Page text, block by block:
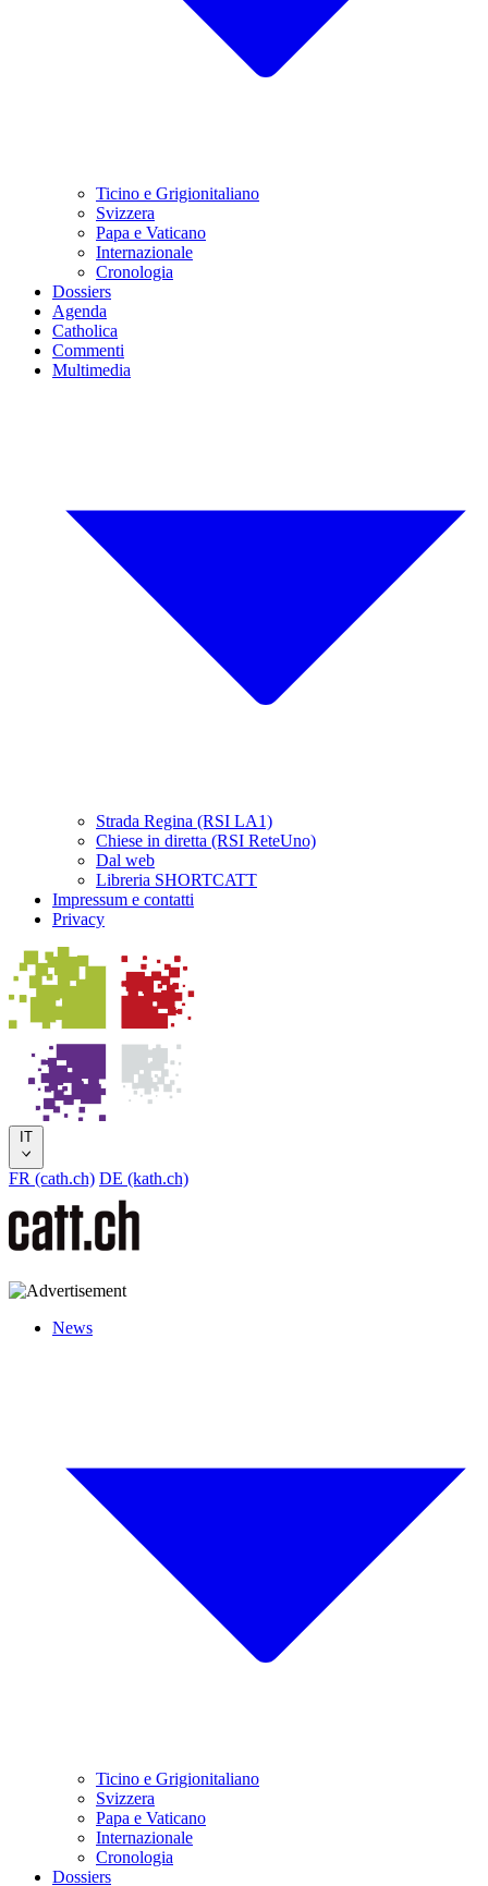
Ticino e Grigionitaliano
Svizzera
Papa e Vaticano
Internazionale
Cronologia
Dossiers
Agenda
Catholica
Commenti
Multimedia
Strada Regina (RSI LA1)
Chiese in diretta (RSI ReteUno)
Dal web
Libreria SHORTCATT
Impressum e contatti
Privacy
IT
FR (cath.ch) DE (kath.ch)
News
Ticino e Grigionitaliano
Svizzera
Papa e Vaticano
Internazionale
Cronologia
Dossiers